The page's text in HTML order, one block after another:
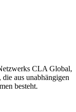
CLA Global,
aus unabhängigen
besteht.